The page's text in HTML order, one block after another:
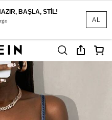
AL
BAŞLA, STİL!